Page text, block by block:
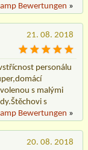
Bewertungen »
21. 08. 2018
personálu
s malými
s
Bewertungen »
20. 08. 2018